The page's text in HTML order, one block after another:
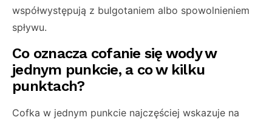
współwystępują z bulgotaniem albo spowolnieniem
spływu.
Co oznacza cofanie się wody w
jednym punkcie, a co w kilku
punktach?
Cofka w jednym punkcie najczęściej wskazuje na